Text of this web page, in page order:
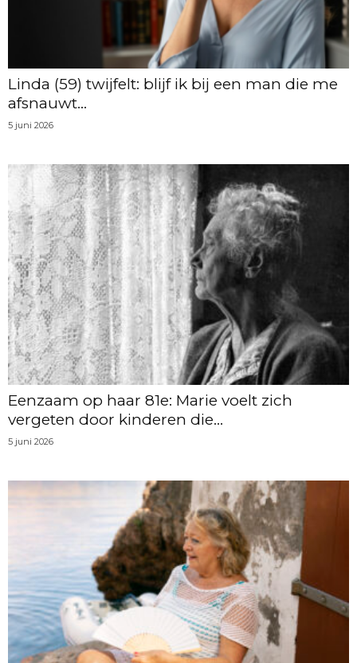
Linda (59) twijfelt: blijf ik bij een man die me
afsnauwt...
5 juni 2026
Eenzaam op haar 81e: Marie voelt zich
vergeten door kinderen die...
5 juni 2026